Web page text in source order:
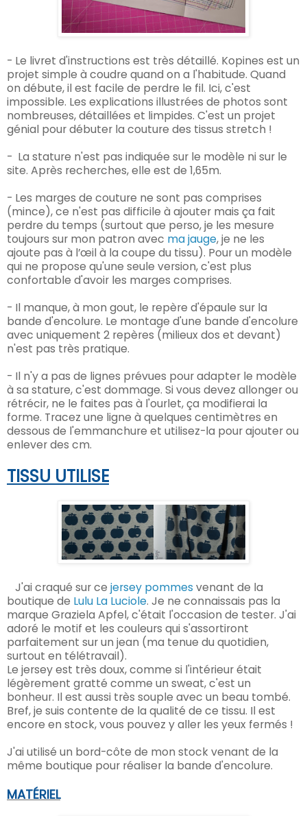
- Le livret d'instructions est très détaillé. Kopines est un
projet simple à coudre quand on a l'habitude. Quand
on débute, il est facile de perdre le fil. Ici, c'est
impossible. Les explications illustrées de photos sont
nombreuses, détaillées et limpides. C'est un projet
génial pour débuter la couture des tissus stretch !
- La stature n'est pas indiquée sur le modèle ni sur le
site. Après recherches, elle est de 1,65m.
- Les marges de couture ne sont pas comprises
(mince), ce n'est pas difficile à ajouter mais ça fait
perdre du temps (surtout que perso, je les mesure
toujours sur mon patron avec ma jauge, je ne les
ajoute pas à l’œil à la coupe du tissu). Pour un modèle
qui ne propose qu'une seule version, c'est plus
confortable d'avoir les marges comprises.
- Il manque, à mon gout, le repère d'épaule sur la
bande d'encolure. Le montage d'une bande d'encolure
avec uniquement 2 repères (milieux dos et devant)
n'est pas très pratique.
- Il n'y a pas de lignes prévues pour adapter le modèle
à sa stature, c'est dommage. Si vous devez allonger ou
rétrécir, ne le faites pas à l'ourlet, ça modifierai la
forme. Tracez une ligne à quelques centimètres en
dessous de l'emmanchure et utilisez-la pour ajouter ou
enlever des cm.
TISSU UTILISE
J'ai craqué sur ce jersey pommes venant de la
boutique de Lulu La Luciole. Je ne connaissais pas la
marque Graziela Apfel, c'était l'occasion de tester. J'ai
adoré le motif et les couleurs qui s'assortiront
parfaitement sur un jean (ma tenue du quotidien,
surtout en télétravail).
Le jersey est très doux, comme si l'intérieur était
légèrement gratté comme un sweat, c'est un
bonheur. Il est aussi très souple avec un beau tombé.
Bref, je suis contente de la qualité de ce tissu. Il est
encore en stock, vous pouvez y aller les yeux fermés !
J'ai utilisé un bord-côte de mon stock venant de la
même boutique pour réaliser la bande d'encolure.
MATÉRIEL